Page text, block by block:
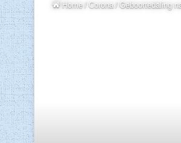
Home / Corona / Geboortedaling